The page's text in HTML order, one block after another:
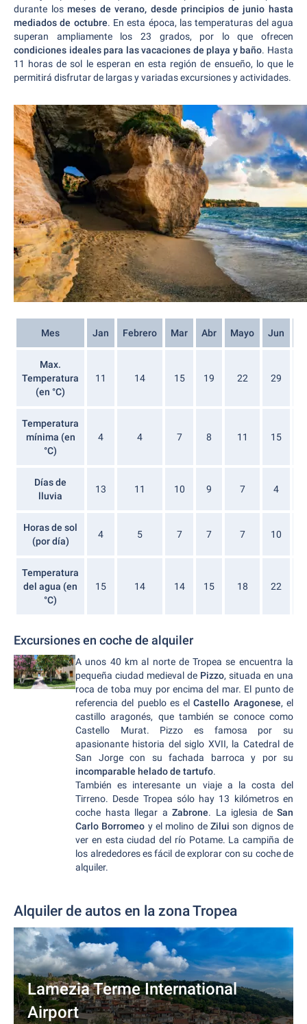
durante losmeses de verano, desde principios de junio hasta
mediados de octubre. En esta época, las temperaturas del agua
superan ampliamente los 23 grados, por lo que ofrecen
condiciones ideales para las vacaciones de playa y baño. Hasta
11 horas de sol le esperan en esta región de ensueño, lo que le
permitirá disfrutar de largas y variadas excursiones y actividades.
Mes Jan Febrero Mar Abr Mayo Jun
Max.
Temperatura
(en °C)
11 14 15 19 22 29
Temperatura
mínima (en
°C)
4 4 7 8 11 15
Días de
lluvia
13 11 10 9 7 4
Horas de sol
(por día)
4 5 7 7 7 10
Temperatura
del agua (en
°C)
15 14 14 15 18 22
Excursiones en coche de alquiler
A unos 40 km al norte de Tropea se encuentra la
pequeña ciudad medieval de Pizzo, situada en una
roca de toba muy por encima del mar. El punto de
referencia del pueblo es elCastello Aragonese, el
castillo aragonés, que también se conoce como
Castello Murat. Pizzo es famosa por su
apasionante historia del siglo XVII, la Catedral de
San Jorge con su fachada barroca y por su
incomparable helado de tartufo.
También es interesante un viaje a la costa del
Tirreno. Desde Tropea sólo hay 13 kilómetros en
coche hasta llegar aZabrone. La iglesia de San
Carlo Borromeo y el molino deZilui son dignos de
ver en esta ciudad del río Potame. La campiña de
los alrededores es fácil de explorar con su coche de
alquiler.
Alquiler de autos en la zona Tropea
Lamezia Terme International
Airport